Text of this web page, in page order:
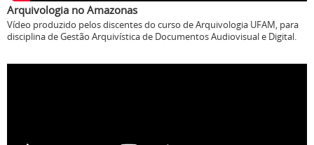
Arquivologia no Amazonas
Vídeo produzido pelos discentes do curso de Arquivologia UFAM, para
disciplina de Gestão Arquivística de Documentos Audiovisual e Digital.